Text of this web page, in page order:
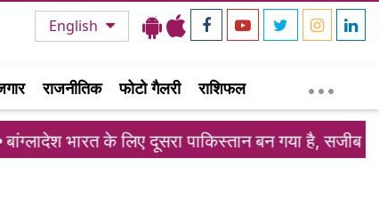
English
राजनीतिक फोटो गैलरी राशिफल
भारत के लिए दूसरा पाकिस्तान बन गया है, सजीब वाजेद ने दी